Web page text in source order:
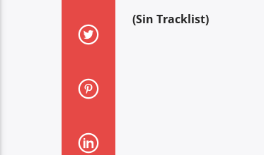
(Sin Tracklist)